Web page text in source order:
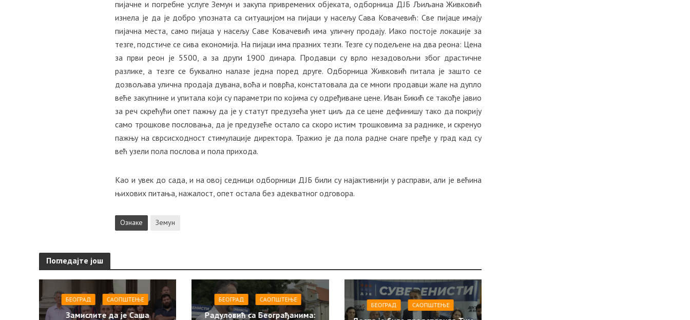
пијачне и погребне услуге Земун и закупа привремених објеката, одборница ДЈБ Љиљана Живковић
изнела је да је добро упозната са ситуацијом на пијаци у насељу Сава Ковачевић: Све пијаце имају
пијачна места, само пијаца у насељу Саве Ковачевић има уличну продају. Иако постоје локације за
тезге, подстиче се сива економија. На пијаци има празних тезги. Тезге су подељене на два реона: Цена
за први реон је 5500, а за други 1900 динара. Продавци су врло незадовољни због драстичне
разлике, а тезге се буквално налазе једна поред друге. Одборница Живковић питала је зашто се
дозвољава улична продаја дувана, воћа и поврћа, констатовала да се многи продавци жале на дупло
веће закупнине и упитала који су параметри по којима су одређиване цене. Иван Бикић се такође јавио
за реч скрећући опет пажњу да је у статут предузећа унет циљ да се цене дефинишу тако да покрију
само трошкове пословања, да је предузеће остало са скоро истим трошковима за раднике, и скренуо
пажњу на сврсисходност стимулације директора. Тражио је да пола радне снаге пређе у град кад су
већ узели пола послова и пола прихода.
Као и увек до сада, и на овој седници одборници ДЈБ били су најактивнији у расправи, али је већина
њихових питања, нажалост, опет остала без адекватног одговора.
Ознаке Земун
Погледајте још
БЕОГРАД САОПШТЕЊE
Замислите да је Саша
БЕОГРАД САОПШТЕЊE
Радуловић са Београђанима:
БЕОГРАД САОПШТЕЊE